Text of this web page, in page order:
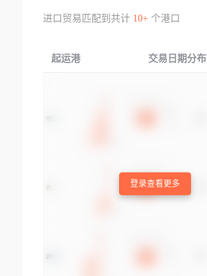
进口贸易匹配到共计 10+个港口
起运港 交易日期分布
登录查看更多